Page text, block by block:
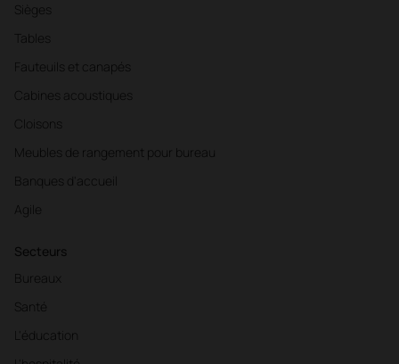
Sièges
Tables
Fauteuils et canapés
Cabines acoustiques
Cloisons
Meubles de rangement pour bureau
Banques d'accueil
Agile
Secteurs
Bureaux
Santé
L'éducation